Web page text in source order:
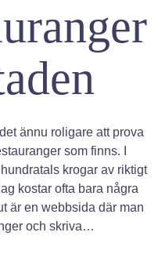
ännu roligare att prova
som finns. I
krogar av riktigt
kostar ofta bara några
är en webbsida där man
och skriva…